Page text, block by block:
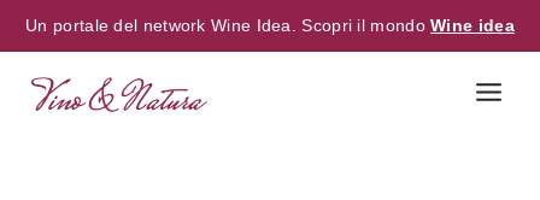
Un portale del network Wine Idea. Scopri il mondoWine idea